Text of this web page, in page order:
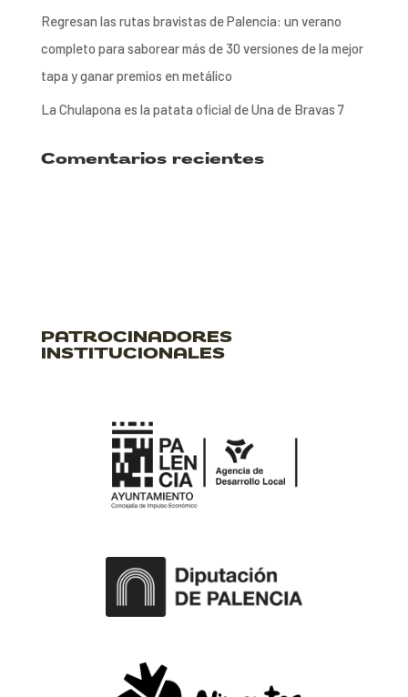
Regresan las rutas bravistas de Palencia: un verano
completo para saborear más de 30 versiones de la mejor
tapa y ganar premios en metálico
La Chulapona es la patata oficial de Una de Bravas 7
Comentarios recientes
PATROCINADORES
INSTITUCIONALES